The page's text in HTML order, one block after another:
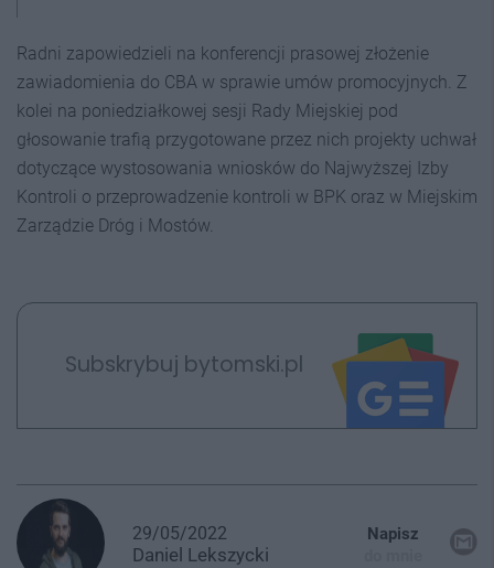
Radni zapowiedzieli na konferencji prasowej złożenie
zawiadomienia do CBA w sprawie umów promocyjnych. Z
kolei na poniedziałkowej sesji Rady Miejskiej pod
głosowanie trafią przygotowane przez nich projekty uchwał
dotyczące wystosowania wniosków do Najwyższej Izby
Kontroli o przeprowadzenie kontroli w BPK oraz w Miejskim
Zarządzie Dróg i Mostów.
Subskrybuj bytomski.pl
29/05/2022
Daniel Lekszycki
Napisz